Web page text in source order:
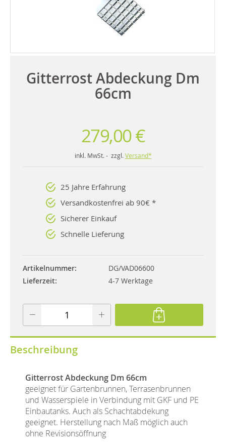
Gitterrost Abdeckung Dm
66cm
279,00 €
inkl. MwSt. - zzgl. Versand*
25 Jahre Erfahrung
Versandkostenfrei ab 90€ *
Sicherer Einkauf
Schnelle Lieferung
Artikelnummer
DG/VAD06600
Lieferzeit
4-7 Werktage
Beschreibung
Gitterrost Abdeckung Dm 66cm
geeignet für Gartenbrunnen, Terrasenbrunnen
und Wasserspiele in Verbindung mit GKF und PE
Einbautanks. Auch als Schachtabdekung
geeignet. Herstellung nach Maß möglich auch
ohne Revisionsöffnung